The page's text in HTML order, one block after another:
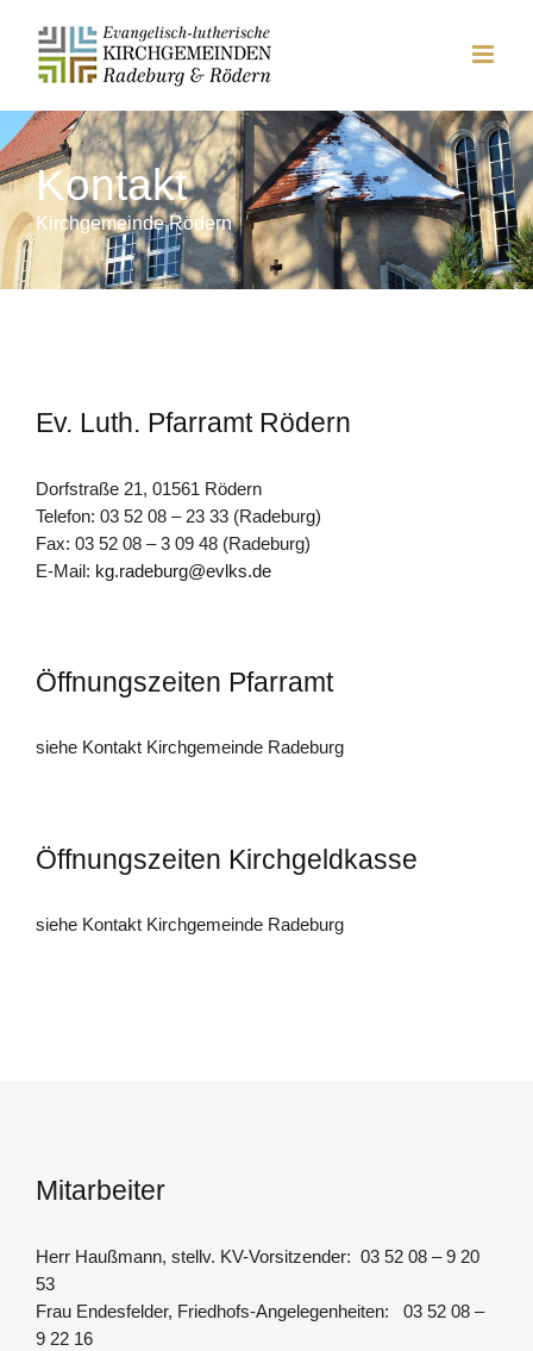
Inhalt
springen
Kontakt
Kirchgemeinde Rödern
Ev. Luth. Pfarramt Rödern
Dorfstraße 21, 01561 Rödern
Telefon: 03 52 08 – 23 33 (Radeburg)
Fax: 03 52 08 – 3 09 48 (Radeburg)
E-Mail: kg.radeburg@evlks.de
Öffnungszeiten Pfarramt
siehe Kontakt Kirchgemeinde Radeburg
Öffnungszeiten Kirchgeldkasse
siehe Kontakt Kirchgemeinde Radeburg
Mitarbeiter
Herr Haußmann, stellv. KV-Vorsitzender: 03 52 08 – 9 20
53
Frau Endesfelder, Friedhofs-Angelegenheiten: 03 52 08 –
9 22 16